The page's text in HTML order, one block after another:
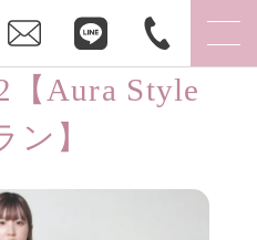
【Aura Style
ン】